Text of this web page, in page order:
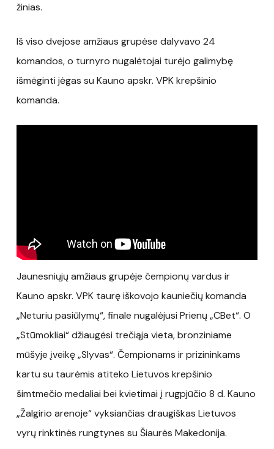
žinias.
Iš viso dvejose amžiaus grupėse dalyvavo 24
komandos, o turnyro nugalėtojai turėjo galimybę
išmėginti jėgas su Kauno apskr. VPK krepšinio
komanda.
Jaunesniųjų amžiaus grupėje čempionų vardus ir
Kauno apskr. VPK taurę iškovojo kauniečių komanda
„Neturiu pasiūlymų“, finale nugalėjusi Prienų „CBet“. O
„Stūmokliai“ džiaugėsi trečiąja vieta, bronziniame
mūšyje įveikę „Slyvas“. Čempionams ir prizininkams
kartu su taurėmis atiteko Lietuvos krepšinio
šimtmečio medaliai bei kvietimai į rugpjūčio 8 d. Kauno
„Žalgirio arenoje“ vyksiančias draugiškas Lietuvos
vyrų rinktinės rungtynes su Šiaurės Makedonija.